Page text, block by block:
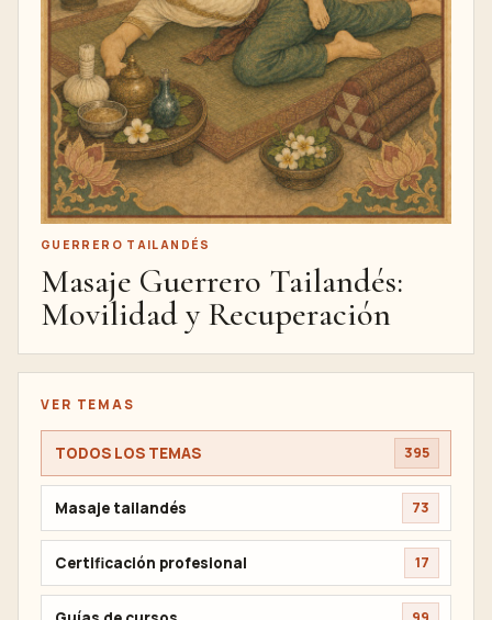
GUERRERO TAILANDÉS
Masaje Guerrero Tailandés:
Movilidad y Recuperación
VER TEMAS
TODOS LOS TEMAS 395
Masaje tailandés 73
Certificación profesional 17